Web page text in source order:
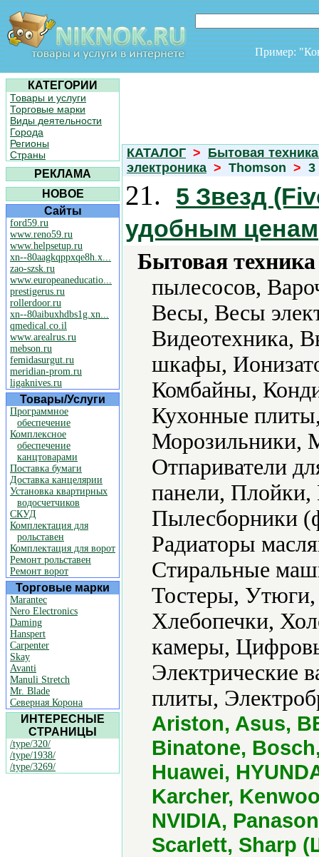
Пример:
КАТЕГОРИИ
Товары и услуги
Торговые марки
Виды деятельности
Города
Регионы
Страны
РЕКЛАМА
НОВОЕ
Сайты
ford59.ru
www.reno59.ru
www.helpsetup.ru
xn--80aagkqppxqe8h.x...
zao-szsk.ru
www.europeaneducatio...
prestigerus.ru
rollerdoor.ru
xn--80aibuxhdbs1g.xn...
qmedical.co.il
www.arealrus.ru
mebson.ru
femidasurgut.ru
meridian-prom.ru
ligaknives.ru
Товары/Услуги
Программное
обеспечение
Комплексное
обеспечение
канцтоварами
Поставка бумаги
Доставка канцелярии
Установка квартирных
водосчетчиков
СКУД
Комплектация для
рольставен
Комплектация для ворот
Ремонт рольставен
Ремонт ворот
Торговые марки
Marantec
Nero Electronics
Daming
Hanspert
Carpenter
Skay
Avanti
Manuli Stretch
Mr. Blade
Северная Корона
ИНТЕРЕСНЫЕ
СТРАНИЦЫ
/type/320/
/type/1938/
/type/3269/
КАТАЛОГ > Бытовая
электроника > Thomson > 3
21.
5 Звезд
удобным ценам
Бытовая
пылесосов,
Весы, Весы
Видеотехника,
шкафы,
Комбайны,
Кухонные
Морозильники,
Отпариватели
панели,
Пылесборники
Радиаторы
Стиральные
Тостеры,
Хлебопечки,
камеры,
Электрические
плиты,
Ariston, Asus,
Binatone,
Huawei,
Karcher,
NVIDIA,
Scarlett, Sharp